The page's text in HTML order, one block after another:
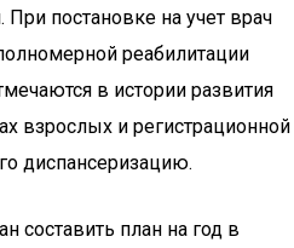
постановке на учет врач
реабилитации
в истории развития
взрослых и регистрационной
диспансеризацию.
составить план на год в